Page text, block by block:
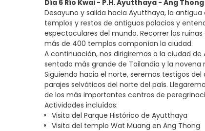
Día 6 Río Kwai - P.H. Ayutthaya - Ang
Desayuno y salida hacia Ayutthaya, la antigua
templos y restos de antiguos palacios y
espectaculares del mundo. Recorrer las
más de 400 templos componían la ciudad.
A continuación, nos dirigiremos a la ciudad
sentado más grande de Tailandia y la
Siguiendo hacia el norte, seremos testigos
parajes selváticos del norte del país.
de los más importantes centros de
Actividades incluídas:
Visita del Parque Histórico de Ayutthaya
Visita del templo Wat Muang en Ang Thong